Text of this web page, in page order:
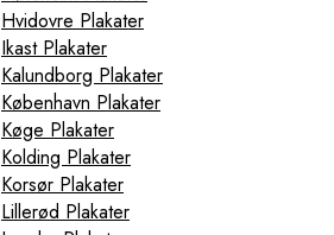
Hvidovre Plakater
Ikast Plakater
Kalundborg Plakater
København Plakater
Køge Plakater
Kolding Plakater
Korsør Plakater
Lillerød Plakater